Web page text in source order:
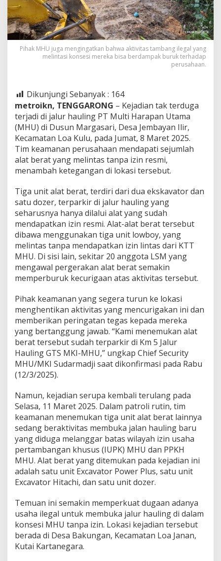
Terkait
Tambang
Ilegal
Pihak MHU juga mengingatkan bahwa aktivitas tambang ilegal yang
melintasi konsesi mereka bisa berdampak buruk terhadap
perusahaan.
Dikunjungi Sebanyak : 164
metroikn, TENGGARONG – Kejadian tak terduga
terjadi di jalur hauling PT Multi Harapan Utama
(MHU) di Dusun Margasari, Desa Jembayan Ilir,
Kecamatan Loa Kulu, pada Jumat, 8 Maret 2025.
Tim keamanan perusahaan mendapati sejumlah
alat berat yang melintas tanpa izin resmi,
menambah ketegangan di lokasi tersebut.
Tiga unit alat berat, terdiri dari dua ekskavator dan
satu dozer, terparkir di jalur hauling yang
seharusnya hanya dilalui alat yang sudah
mendapatkan izin resmi. Alat-alat berat tersebut
dibawa menggunakan tiga unit lowboy, yang
melintas tanpa mendapatkan izin lintas dari KTT
MHU. Di sisi lain, sekitar 20 anggota LSM yang
mengawal pergerakan alat berat semakin
memperburuk kecurigaan atas aktivitas tersebut.
Pihak keamanan yang segera turun ke lokasi
menghentikan aktivitas yang mencurigakan ini dan
memberikan peringatan tegas kepada mereka
yang bertanggung jawab. “Kami menemukan alat
berat tersebut sudah terparkir di Km 5 Jalur
Hauling GTS MKI-MHU,” ungkap Chief Security
MHU/MKI Sudarmadji saat dikonfirmasi pada Rabu
(12/3/2025).
Namun, kejadian serupa kembali terulang pada
Selasa, 11 Maret 2025. Dalam patroli rutin, tim
keamanan menemukan tiga unit alat berat lainnya
sedang beraktivitas membuka jalan hauling baru
yang diduga melanggar batas wilayah izin usaha
pertambangan khusus (IUPK) MHU dan PPKH
MHU. Alat berat yang ditemukan pada kejadian ini
adalah satu unit Excavator Power Plus, satu unit
Excavator Hitachi, dan satu unit dozer.
Temuan ini semakin memperkuat dugaan adanya
usaha ilegal untuk membuka jalur hauling di dalam
konsesi MHU tanpa izin. Lokasi kejadian tersebut
berada di Desa Bakungan, Kecamatan Loa Janan,
Kutai Kartanegara.